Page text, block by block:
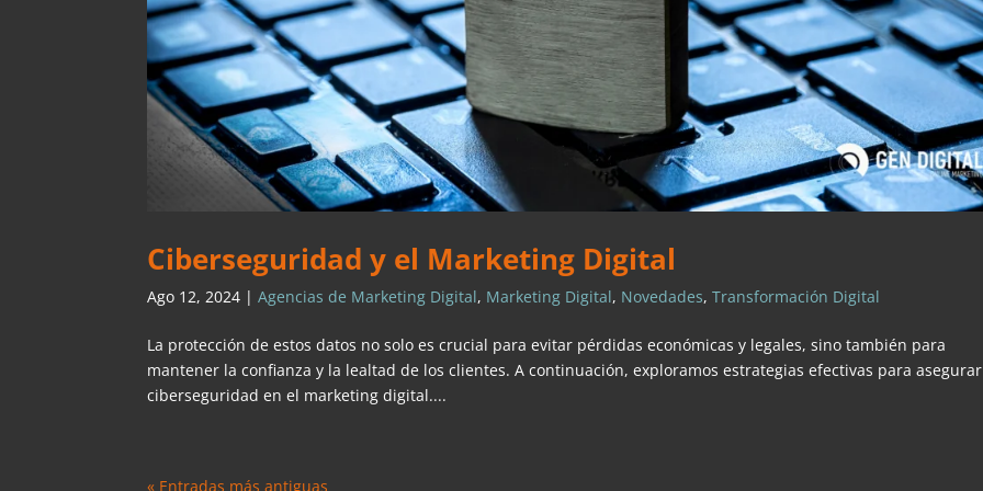
Ciberseguridad y el Marketing Digital
Ago 12, 2024 |Agencias de Marketing Digital, Marketing Digital, Novedades,Transformación Digital
La protección de estos datos no solo es crucial para evitar pérdidas económicas y legales, sino también para
mantener la confianza y la lealtad de los clientes. A continuación, exploramos estrategias efectivas para
ciberseguridad en el marketing digital....
« Entradas más antiguas